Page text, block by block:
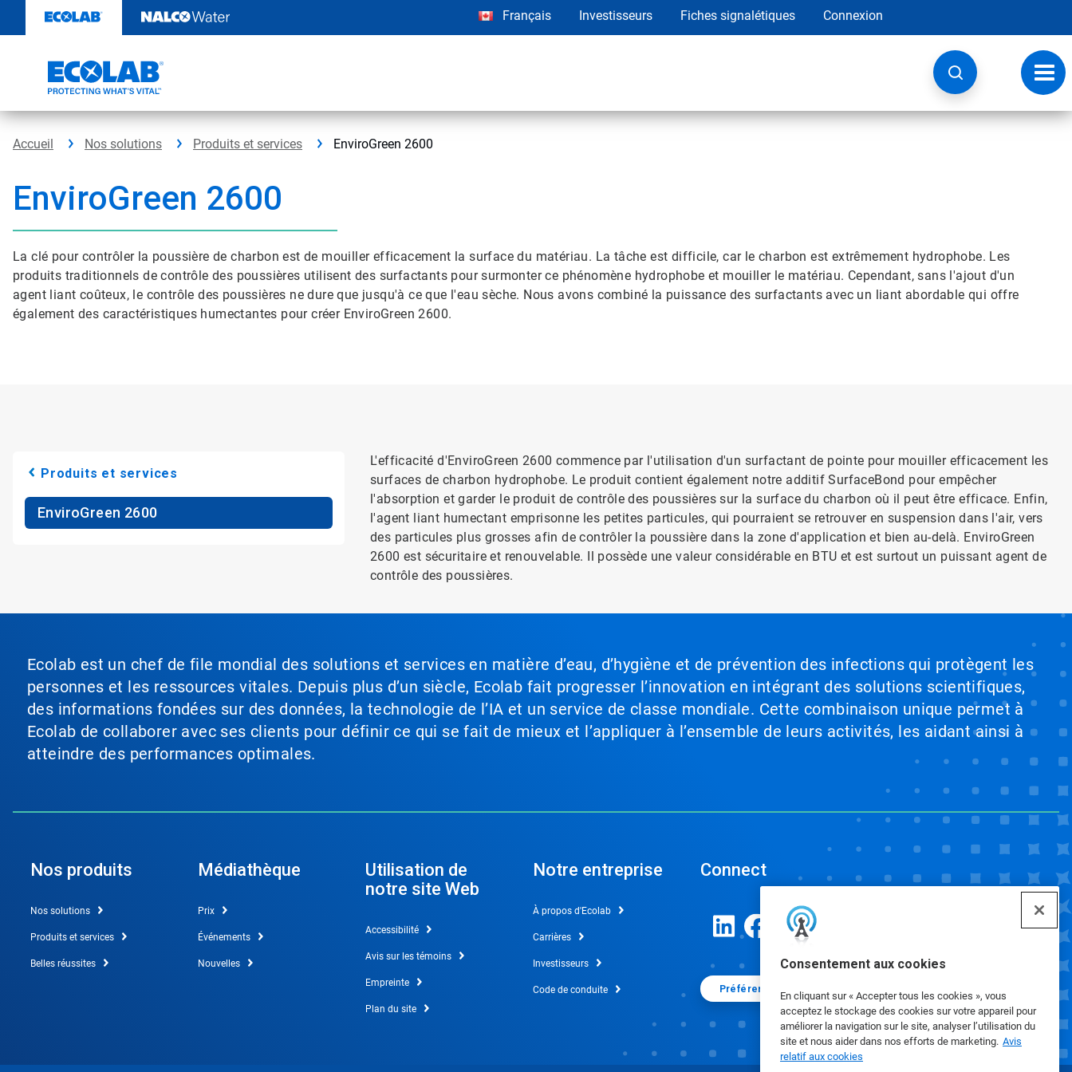
contenu​​​​​​​
Consentement aux cookies
En cliquant sur « Accepter tous les cookies », vous
acceptez le stockage des cookies sur votre appareil pour
améliorer la navigation sur le site, analyser l’utilisation du
site et nous aider dans nos efforts de marketing. Avis
relatif aux cookies
Français Investisseurs Fiches signalétiques Connexion
à
Accueil Nos solutions Produits et services EnviroGreen 2600
EnviroGreen 2600
La clé pour contrôler la poussière de charbon est de mouiller efficacement la surface du matériau. La tâche est difficile, car le charbon est extrêmement hydrophobe. Les
produits traditionnels de contrôle des poussières utilisent des surfactants pour surmonter ce phénomène hydrophobe et mouiller le matériau. Cependant, sans l'ajout d'un
agent liant coûteux, le contrôle des poussières ne dure que jusqu'à ce que l'eau sèche. Nous avons combiné la puissance des surfactants avec un liant abordable qui offre
également des caractéristiques humectantes pour créer EnviroGreen 2600.
Produits et services
EnviroGreen 2600
L'efficacité d'EnviroGreen 2600 commence par l'utilisation d'un surfactant de pointe pour mouiller efficacement les
surfaces de charbon hydrophobe. Le produit contient également notre additif SurfaceBond pour empêcher
l'absorption et garder le produit de contrôle des poussières sur la surface du charbon où il peut être efficace. Enfin,
l'agent liant humectant emprisonne les petites particules, qui pourraient se retrouver en suspension dans l'air, vers
des particules plus grosses afin de contrôler la poussière dans la zone d'application et bien au-delà. EnviroGreen
2600 est sécuritaire et renouvelable. Il possède une valeur considérable en BTU et est surtout un puissant agent de
contrôle des poussières.
Ecolab est un chef de file mondial des solutions et services en matière d’eau, d’hygiène et de prévention des infections qui protègent les
personnes et les ressources vitales. Depuis plus d’un siècle, Ecolab fait progresser l’innovation en intégrant des solutions scientifiques,
des informations fondées sur des données, la technologie de l’IA et un service de classe mondiale. Cette combinaison unique permet à
Ecolab de collaborer avec ses clients pour définir ce qui se fait de mieux et l’appliquer à l’ensemble de leurs activités, les aidant ainsi à
atteindre des performances optimales.
Nos produits
Nos solutions
Produits et services
Belles réussites
Médiathèque
Prix
Événements
Nouvelles
Utilisation de
notre site Web
Accessibilité
Avis sur les témoins
Empreinte
Plan du site
Notre entreprise
À propos d'Ecolab
Carrières
Investisseurs
Code de conduite
Connect
Préférences en matière de cookies